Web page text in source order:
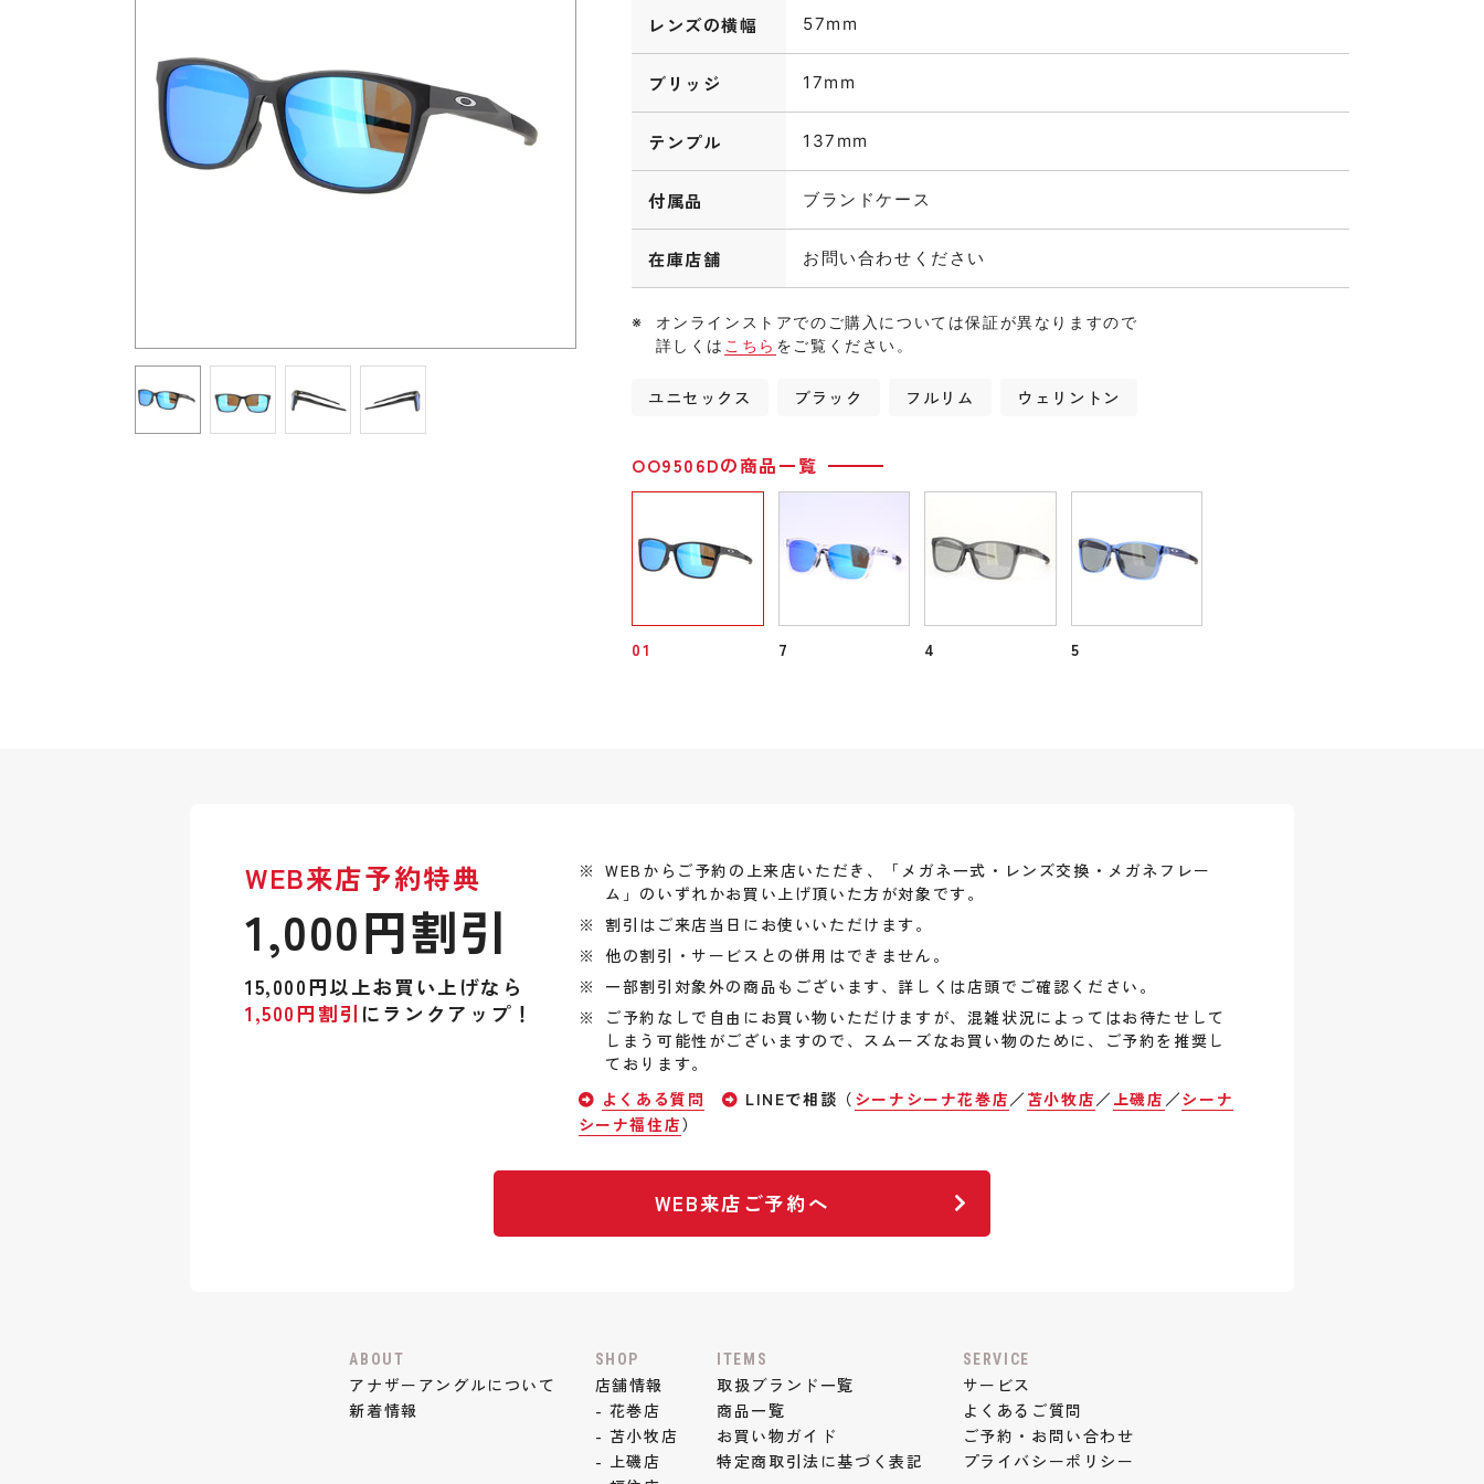
レンズの横幅 57mm
ブリッジ 17mm
テンプル 137mm
付属品 ブランドケース
在庫店舗 お問い合わせください
オンラインストアでのご購入については保証が異なりますので
詳しくは こちら をご覧ください。
ユニセックス ブラック フルリム ウェリントン
OO9506Dの商品一覧
01 7 4 5
WEB来店予約特典
1,000円割引
15,000円以上お買い上げなら
1,500円割引 にランクアップ！
WEBからご予約の上来店いただき、「メガネ一式・レンズ交換・メガネフレー
ム」のいずれかお買い上げ頂いた方が対象です。
割引はご来店当日にお使いいただけます。
他の割引・サービスとの併用はできません。
一部割引対象外の商品もございます、詳しくは店頭でご確認ください。
ご予約なしで自由にお買い物いただけますが、混雑状況によってはお待たせして
しまう可能性がございますので、スムーズなお買い物のために、ご予約を推奨し
ております。
よくある質問
LINEで相談（ シーナシーナ花巻店 ／ 苫小牧店 ／ 上磯店 ／シーナ
シーナ福住店）
WEB来店ご予約へ
ABOUT
アナザーアングルについて
新着情報
SHOP
店舗情報
- 花巻店
- 苫小牧店
- 上磯店
ITEMS
取扱ブランド一覧
商品一覧
お買い物ガイド
特定商取引法に基づく表記
SERVICE
サービス
よくあるご質問
ご予約・お問い合わせ
プライバシーポリシー